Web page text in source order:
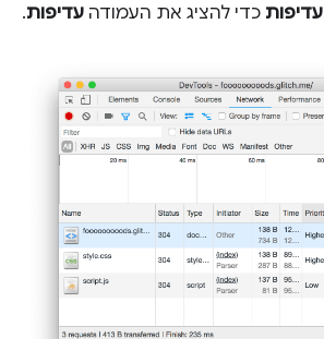
עדיפות כדי להציג את העמודה עדיפות.